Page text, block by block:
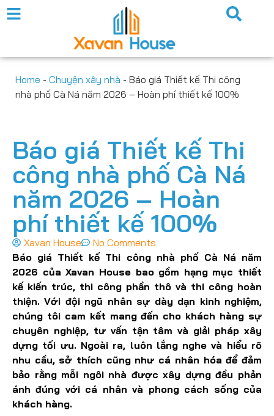
Home - Chuyện xây nhà - Báo giá Thiết kế Thi công
nhà phố Cà Ná năm 2026 – Hoàn phí thiết kế 100%
Báo giá Thiết kế Thi
công nhà phố Cà Ná
năm 2026 – Hoàn
phí thiết kế 100%
Xavan House
No Comments
Báo giá Thiết kế Thi công nhà phố Cà Ná năm
2026 của Xavan House bao gồm hạng mục thiết
kế kiến trúc, thi công phần thô và thi công hoàn
thiện. Với đội ngũ nhân sự dày dạn kinh nghiệm,
chúng tôi cam kết mang đến cho khách hàng sự
chuyên nghiệp, tư vấn tận tâm và giải pháp xây
dựng tối ưu. Ngoài ra, luôn lắng nghe và hiểu rõ
nhu cầu, sở thích cũng như cá nhân hóa để đảm
bảo rằng mỗi ngôi nhà được xây dựng đều phản
ánh đúng với cá nhân và phong cách sống của
khách hàng.